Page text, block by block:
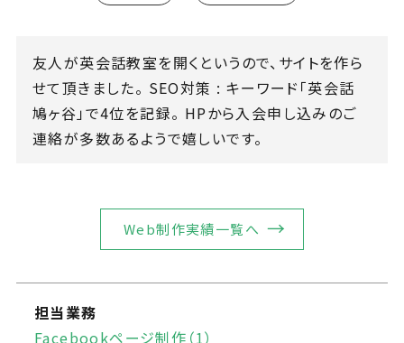
友人が英会話教室を開くというので、サイトを作ら
せて頂きました。 SEO対策 : キーワード「英会話
鳩ヶ谷」で4位を記録。 HPから入会申し込みのご
連絡が多数あるようで嬉しいです。
Web制作実績一覧へ
担当業務
Facebookページ制作（1）